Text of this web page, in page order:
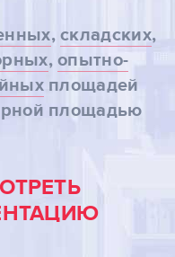
,складских,
,опытно-
площадей
площадью